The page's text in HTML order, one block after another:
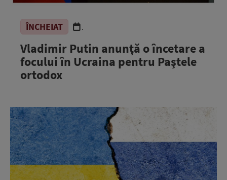
ÎNCHEIAT .
Vladimir Putin anunţă o încetare a
focului în Ucraina pentru Paştele
ortodox